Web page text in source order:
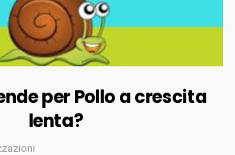
per Pollo a crescita
lenta?